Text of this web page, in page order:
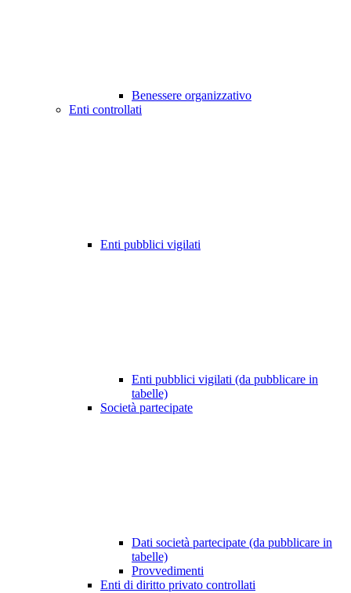
Benessere organizzativo
Enti controllati
Enti pubblici vigilati
Enti pubblici vigilati (da pubblicare in
tabelle)
Società partecipate
Dati società partecipate (da pubblicare in
tabelle)
Provvedimenti
Enti di diritto privato controllati